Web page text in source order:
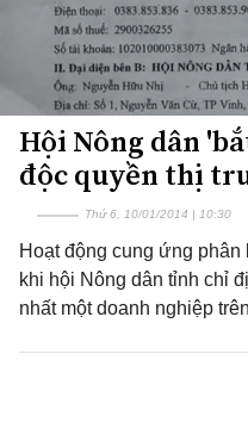
Hội Nông dân
độc quyền thị
Thứ 6, 10/01/2014 | 10:30
Hoạt động cung ứng phân
khi hội Nông dân tỉnh chỉ
nhất một doanh nghiệp